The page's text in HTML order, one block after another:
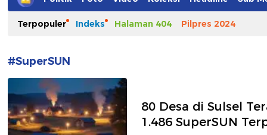
Terpopuler Indeks Halaman 404 Pilpres 2024
#SuperSUN
80 Desa di Sulsel
1.486 SuperSUN